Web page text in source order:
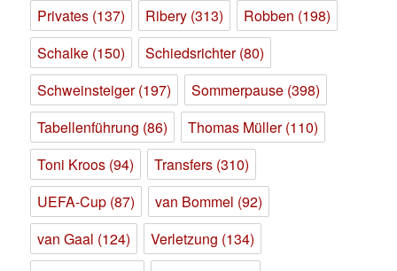
Privates (137) Ribery (313) Robben (198)
Schalke (150) Schiedsrichter(80)
Schweinsteiger(197) Sommerpause (398)
Tabellenführung (86) Thomas Müller(110)
Toni Kroos (94) Transfers (310)
UEFA-Cup (87) van Bommel (92)
van Gaal (124) Verletzung (134)